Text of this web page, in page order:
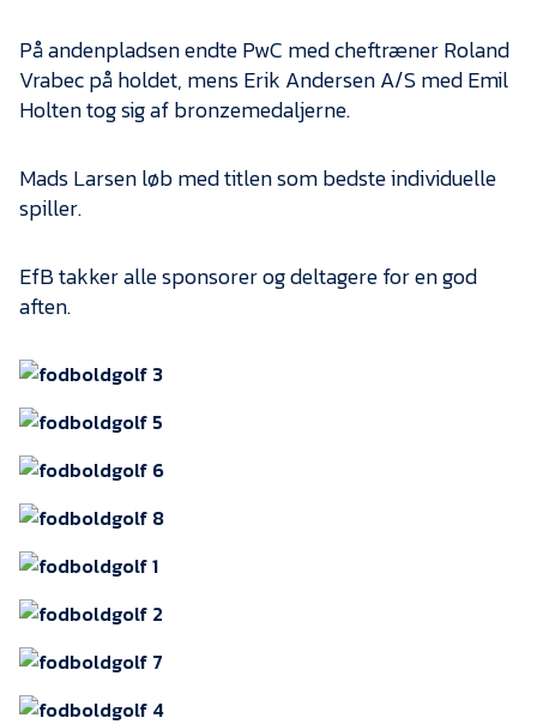
På andenpladsen endte PwC med cheftræner Roland
Vrabec på holdet, mens Erik Andersen A/S med Emil
Holten tog sig af bronzemedaljerne.
Mads Larsen løb med titlen som bedste individuelle
spiller.
EfB takker alle sponsorer og deltagere for en god
aften.